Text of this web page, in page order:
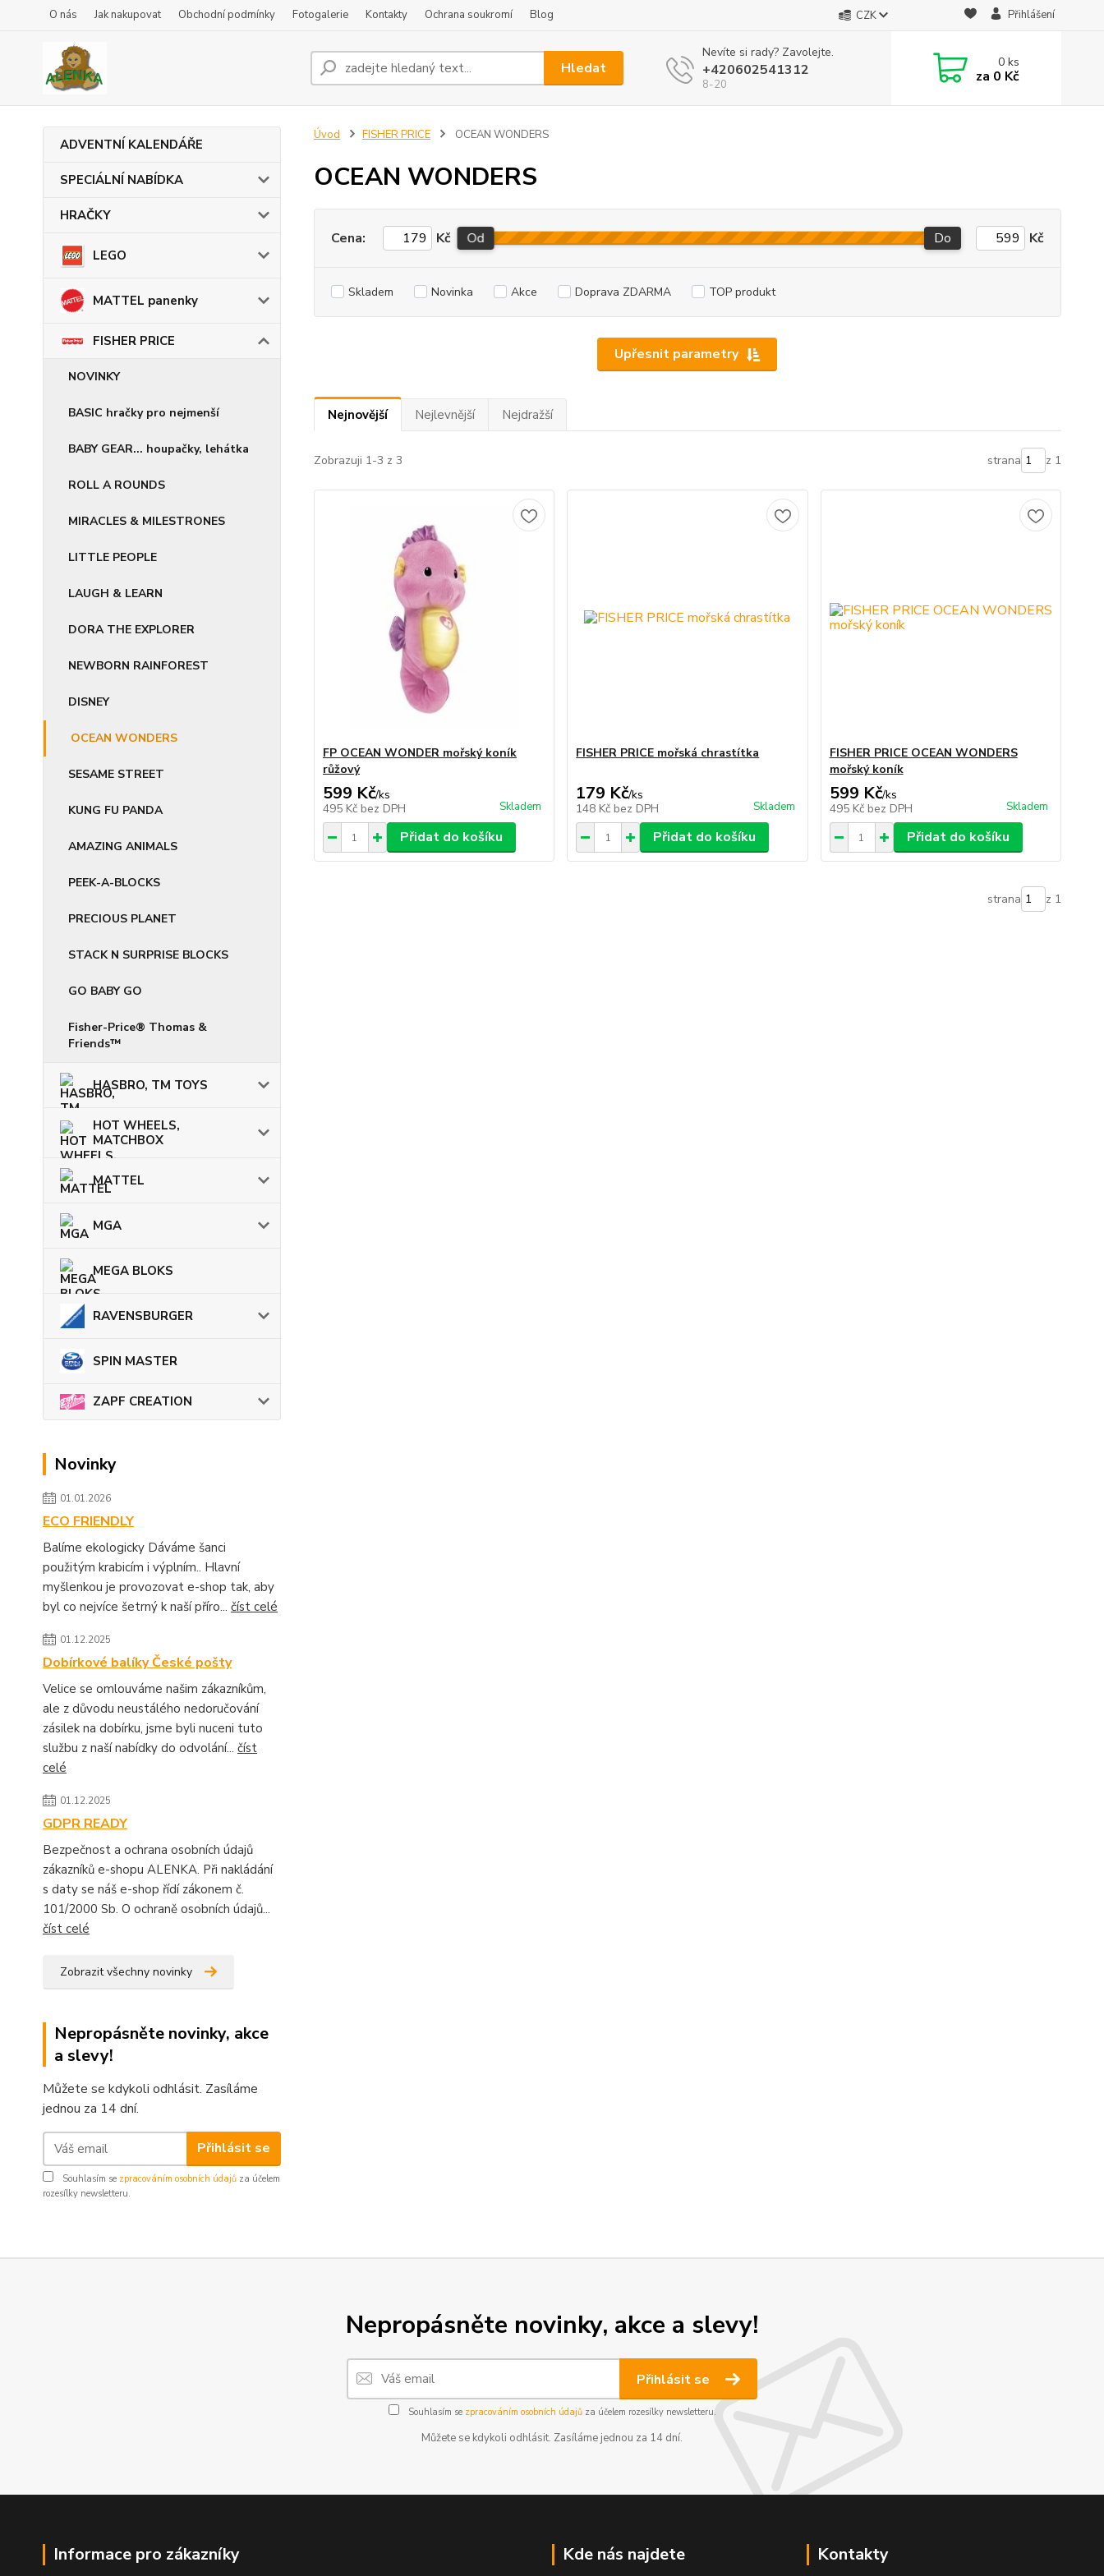
O nás Jak nakupovat Obchodní podmínky Fotogalerie Kontakty Ochrana soukromí Blog CZK Přihlášení
Hledat
Nevíte si rady? Zavolejte.
+420602541312
8-20
0ks
za 0 Kč
ADVENTNÍ KALENDÁŘE
SPECIÁLNÍ NABÍDKA
HRAČKY
LEGO
MATTEL panenky
FISHER PRICE
NOVINKY
BASIC hračky pro nejmenší
BABY GEAR... houpačky, lehátka
ROLL A ROUNDS
MIRACLES & MILESTRONES
LITTLE PEOPLE
LAUGH & LEARN
DORA THE EXPLORER
NEWBORN RAINFOREST
DISNEY
OCEAN WONDERS
SESAME STREET
KUNG FU PANDA
AMAZING ANIMALS
PEEK-A-BLOCKS
PRECIOUS PLANET
STACK N SURPRISE BLOCKS
GO BABY GO
Fisher-Price® Thomas &
Friends™
HASBRO, TM TOYS
HOT WHEELS,
MATCHBOX
MATTEL
MGA
MEGA BLOKS
RAVENSBURGER
SPIN MASTER
ZAPF CREATION
Novinky
01.01.2026
ECO FRIENDLY
Balíme ekologicky Dáváme šanci
použitým krabicím i výplním.. Hlavní
myšlenkou je provozovat e-shop tak, aby
byl co nejvíce šetrný k naší příro... číst celé
01.12.2025
Dobírkové balíky České pošty
Velice se omlouváme našim zákazníkům,
ale z důvodu neustálého nedoručování
zásilek na dobírku, jsme byli nuceni tuto
službu z naší nabídky do odvolání... číst
celé
01.12.2025
GDPR READY
Bezpečnost a ochrana osobních údajů
zákazníků e-shopu ALENKA. Při nakládání
s daty se náš e-shop řídí zákonem č.
101/2000 Sb. O ochraně osobních údajů...
číst celé
Zobrazit všechny novinky
Nepropásněte novinky, akce
a slevy!
Můžete se kdykoli odhlásit. Zasíláme
jednou za 14 dní.
Přihlásit se
Souhlasím se zpracováním osobních údajů za účelem
rozesílky newsletteru.
Úvod FISHER PRICE OCEAN WONDERS
OCEAN WONDERS
Upřesnit parametry
Cena: Kč Od Do Kč
Skladem Novinka Akce Doprava ZDARMA TOP produkt
Nejnovější Nejlevnější Nejdražší
Zobrazuji 1-3 z 3 strana z 1
FP OCEAN WONDER mořský koník
růžový
599 Kč/ks
495 Kč bez DPH Skladem
Přidat do košíku
FISHER PRICE mořská chrastítka
179 Kč/ks
148 Kč bez DPH Skladem
Přidat do košíku
FISHER PRICE OCEAN WONDERS
mořský koník
599 Kč/ks
495 Kč bez DPH Skladem
Přidat do košíku
strana z 1
Nepropásněte novinky, akce a slevy!
Přihlásit se
Souhlasím se zpracováním osobních údajůza účelem rozesílky newsletteru.
Můžete se kdykoli odhlásit. Zasíláme jednou za 14 dní.
Informace pro zákazníky Kde nás najdete Kontakty